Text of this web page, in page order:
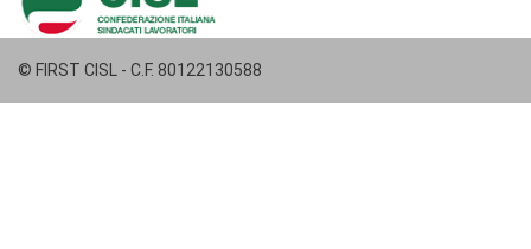
© FIRST CISL - C.F. 80122130588